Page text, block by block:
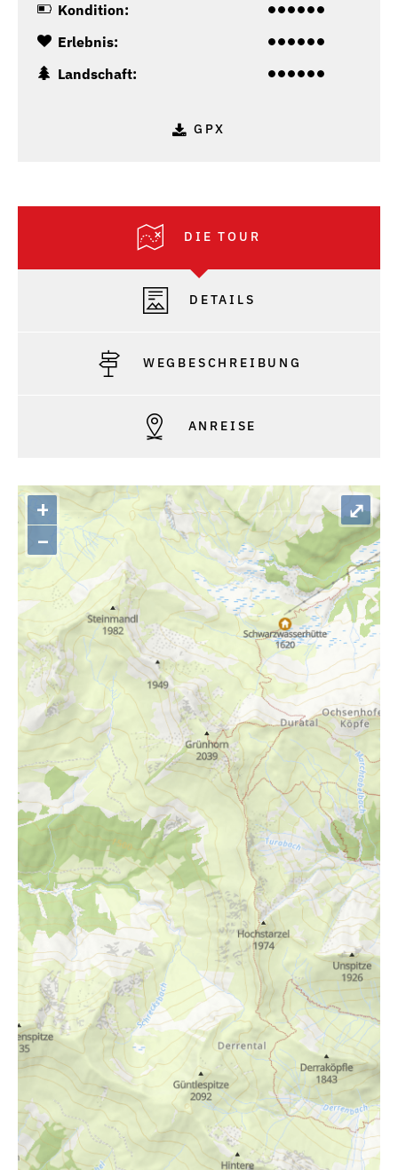
Kondition:
Erlebnis:
Landschaft:
GPX
DIE TOUR
DETAILS
WEGBESCHREIBUNG
ANREISE
+
–
⤢